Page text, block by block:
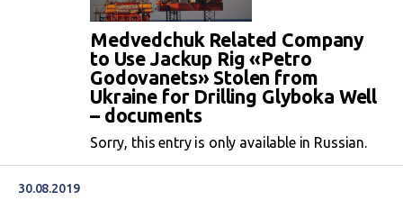
Medvedchuk Related Company
to Use Jackup Rig «Petro
Godovanets» Stolen from
Ukraine for Drilling Glyboka Well
– documents
Sorry, this entry is only available in Russian.
30.08.2019